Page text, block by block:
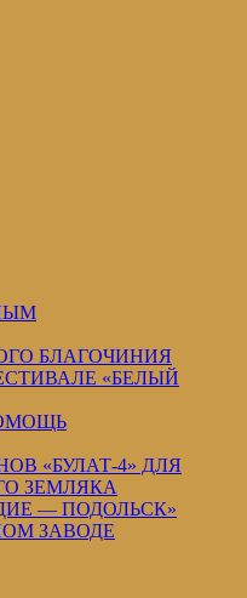
БЛАГОЧИНИЯ
«БЕЛЫЙ
«БУЛАТ-4» ДЛЯ
ЗЕМЛЯКА
— ПОДОЛЬСК»
ЗАВОДЕ